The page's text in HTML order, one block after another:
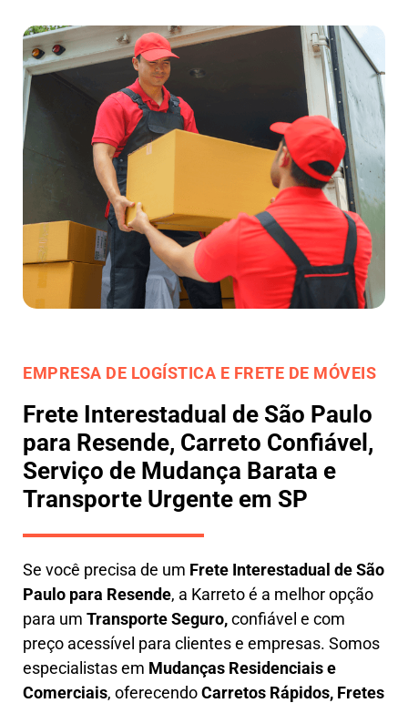
EMPRESA DE LOGÍSTICA E FRETE DE MÓVEIS
Frete Interestadual de São Paulo
para Resende, Carreto Confiável,
Serviço de Mudança Barata e
Transporte Urgente em SP
Se você precisa de um Frete Interestadual de São
Paulo para Resende, a Karreto é a melhor opção
para um Transporte Seguro,confiável e com
preço acessível para clientes e empresas. Somos
especialistas em Mudanças Residenciais e
Comerciais, oferecendoCarretos Rápidos, Fretes